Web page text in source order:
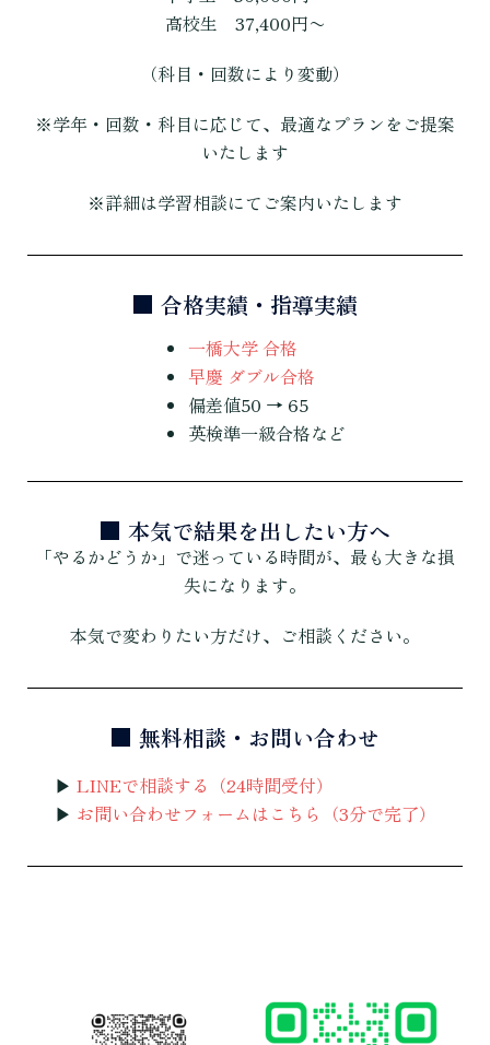
高校生 37,400円〜
（科目・回数により変動）
※学年・回数・科目に応じて、最適なプランをご提案
いたします
※詳細は学習相談にてご案内いたします
■ 合格実績・指導実績
一橋大学 合格
早慶 ダブル合格
偏差値50 → 65
英検準一級合格など
■ 本気で結果を出したい方へ
「やるかどうか」で迷っている時間が、最も大きな損
失になります。
本気で変わりたい方だけ、ご相談ください。
■ 無料相談・お問い合わせ
▶ LINEで相談する（24時間受付）
▶ お問い合わせフォームはこちら（3分で完了）